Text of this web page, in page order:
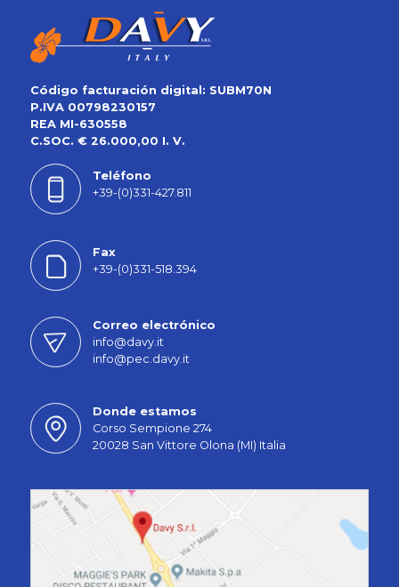
Código facturación digital: SUBM70N
P.IVA 00798230157
REA MI-630558
C.SOC. € 26.000,00 I. V.
Teléfono
+39-(0)331-427.811
Fax
+39-(0)331-518.394
Correo electrónico
info@davy.it
info@pec.davy.it
Donde estamos
Corso Sempione 274
20028 San Vittore Olona (MI) Italia